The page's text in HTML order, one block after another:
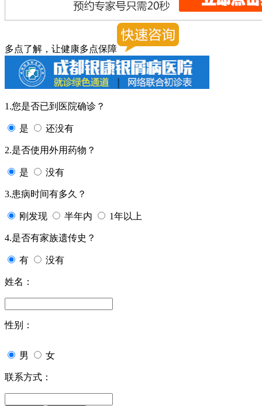
多点了解，让健康多点保障
1.您是否已到医院确诊？
是 还没有
2.是否使用外用药物？
是 没有
3.患病时间有多久？
刚发现 半年内 1年以上
4.是否有家族遗传史？
有 没有
姓名：
性别：
男 女
联系方式：